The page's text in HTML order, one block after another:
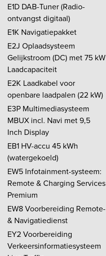
E1D DAB-Tuner (Radio-
ontvangst digitaal)
E1K Navigatiepakket
E2J Oplaadsysteem
Gelijkstroom (DC) met 75 kW
Laadcapaciteit
E2K Laadkabel voor
openbare laadpalen (22 kW)
E3P Multimediasysteem
MBUX incl. Navi met 9,5
Inch Display
EB1 HV-accu 45 kWh
(watergekoeld)
EW5 Infotainment-systeem:
Remote & Charging Services
Premium
EW8 Voorbereiding Remote-
& Navigatiedienst
EY2 Voorbereiding
Verkeersinformatiesysteem